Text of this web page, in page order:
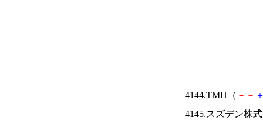
4144.TMH（ － －
4145.スズデン株